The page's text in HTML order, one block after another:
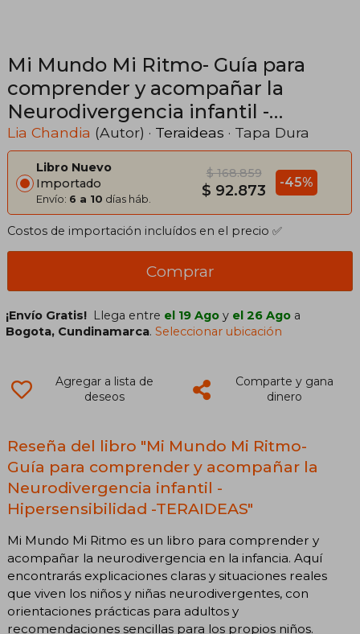
Mi Mundo Mi Ritmo- Guía para
comprender y acompañar la
Neurodivergencia infantil -
Hipersensibilidad -TERAIDEAS
Lia Chandia (Autor) · Teraideas · Tapa Dura
Libro Nuevo
Importado
Envío: 6 a 10 días háb.
$ 168.859
$ 92.873 -45%
Costos de importación incluídos en el precio ✅
Comprar
¡Envío Gratis! Llega entre el 19 Ago y el 26 Ago a
Bogota, Cundinamarca.Seleccionar ubicación
Agregar a lista de
deseos
Comparte y gana
dinero
Reseña del libro "Mi Mundo Mi Ritmo-
Guía para comprender y acompañar la
Neurodivergencia infantil -
Hipersensibilidad -TERAIDEAS"
Mi Mundo Mi Ritmo es un libro para comprender y
acompañar la neurodivergencia en la infancia. Aquí
encontrarás explicaciones claras y situaciones reales
que viven los niños y niñas neurodivergentes, con
orientaciones prácticas para adultos y
recomendaciones sencillas para los propios niños.